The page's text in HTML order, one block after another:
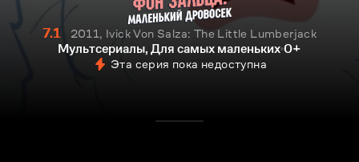
7.1
2011, Ivick Von Salza: The Little Lumberjack
Мультсериалы, Для самых маленьких 0+
Эта серия пока недоступна